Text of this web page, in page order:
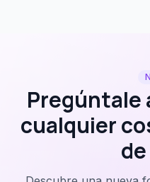
Pregúntale
cualquier